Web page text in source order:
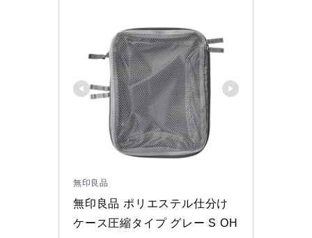
無印良品
無印良品 ポリエステル仕分け
ケース圧縮タイプ グレー S OH